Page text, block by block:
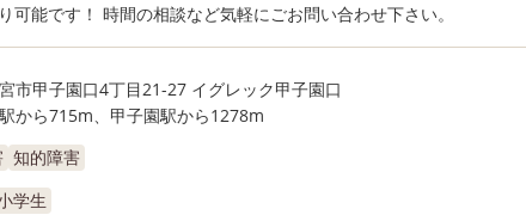
可能です！ 時間の相談など気軽にごお問い合わせ下さい。
市甲子園口4丁目21-27 イグレック甲子園口
から715m、甲子園駅から1278m
知的障害
学生